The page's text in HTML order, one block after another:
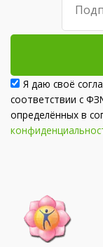
Я даю своё
соответствии с
определённых в